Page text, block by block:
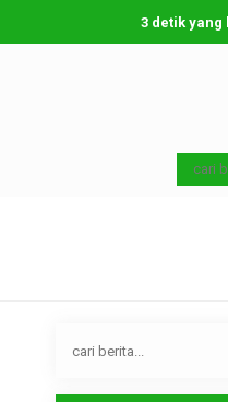
3 detik yang lalu